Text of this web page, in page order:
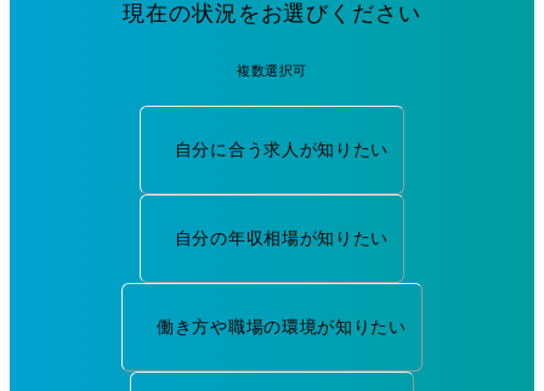
現在の状況をお選びください
複数選択可
自分に合う求人が知りたい
自分の年収相場が知りたい
働き方や職場の環境が知りたい